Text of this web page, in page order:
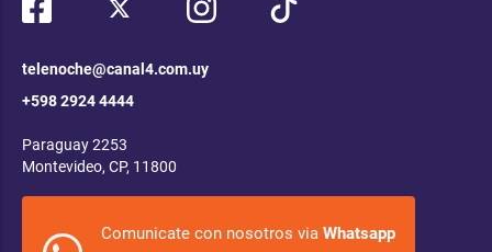
telenoche@canal4.com.uy
+598 2924 4444
Paraguay 2253
Montevideo, CP, 11800
Comunicate con nosotros via Whatsapp